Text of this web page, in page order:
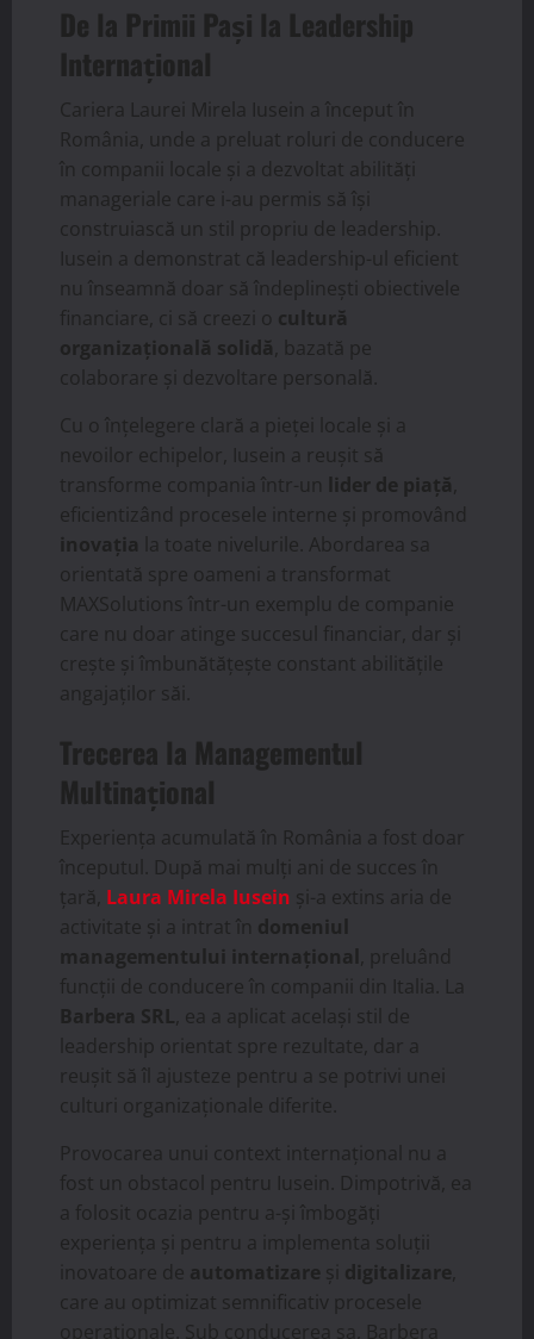
De la Primii Pași la Leadership
Internațional
Cariera Laurei Mirela Iusein a început în
România, unde a preluat roluri de conducere
în companii locale și a dezvoltat abilități
manageriale care i-au permis să își
construiască un stil propriu de leadership.
Iusein a demonstrat că leadership-ul eficient
nu înseamnă doar să îndeplinești obiectivele
financiare, ci să creezi o cultură
organizațională solidă , bazată pe
colaborare și dezvoltare personală.
Cu o înțelegere clară a pieței locale și a
nevoilor echipelor, Iusein a reușit să
transforme compania într-un lider de piață
eficientizând procesele interne și promovând
inovația la toate nivelurile. Abordarea sa
orientată spre oameni a transformat
MAXSolutions într-un exemplu de companie
care nu doar atinge succesul financiar, dar și
crește și îmbunătățește constant abilitățile
angajaților săi.
Trecerea la Managementul
Multinațional
Experiența acumulată în România a fost doar
începutul. După mai mulți ani de succes în
țară, Laura Mirela Iusein și-a extins aria de
activitate și a intrat în domeniul
managementului internațional , preluând
funcții de conducere în companii din Italia. La
Barbera SRL , ea a aplicat același stil de
leadership orientat spre rezultate, dar a
reușit să îl ajusteze pentru a se potrivi unei
culturi organizaționale diferite.
Provocarea unui context internațional nu a
fost un obstacol pentru Iusein. Dimpotrivă, ea
a folosit ocazia pentru a-și îmbogăți
experiența și pentru a implementa soluții
inovatoare de automatizare și digitalizare
care au optimizat semnificativ procesele
operaționale. Sub conducerea sa, Barbera